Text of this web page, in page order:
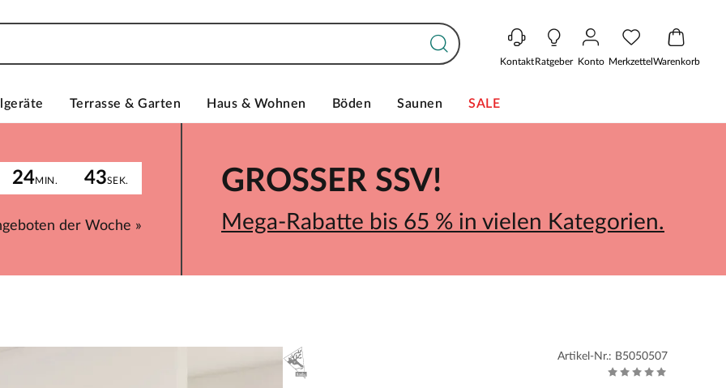
KontaktRatgeber Konto MerkzettelWarenkorb
Terrasse & Garten Haus & Wohnen Böden Saunen SALE
24MIN. 43SEK.
der Woche »
GROSSER SSV!
Mega-Rabatte bis 65 % in vielen Kategorien.
Artikel-Nr.: B5050507